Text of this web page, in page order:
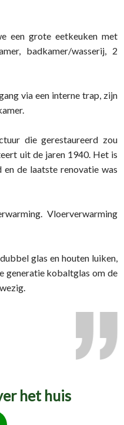
een grote eetkeuken met
badkamer/wasserij, 2
via een interne trap, zijn
die gerestaureerd zou
uit de jaren 1940. Het is
de laatste renovatie was
Vloerverwarming
glas en houten luiken,
generatie kobaltglas om de
het huis